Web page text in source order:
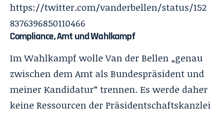
https://twitter.com/vanderbellen/status/152
8376396850110466
Compliance, Amt und Wahlkampf
Im Wahlkampf wolle Van der Bellen „genau
zwischen dem Amt als Bundespräsident und
meiner Kandidatur“ trennen. Es werde daher
keine Ressourcen der Präsidentschaftskanzlei